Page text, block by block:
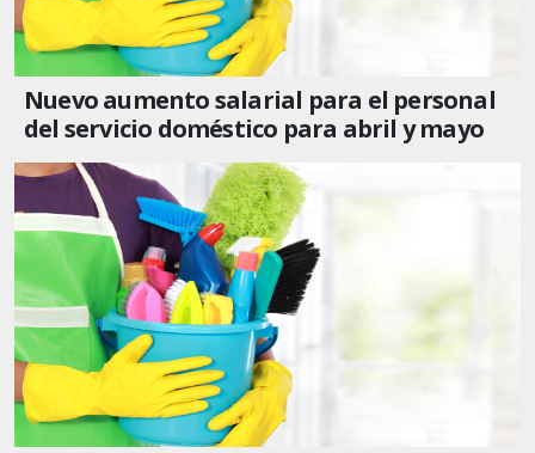
Nuevo aumento salarial para el personal
del servicio doméstico para abril y mayo